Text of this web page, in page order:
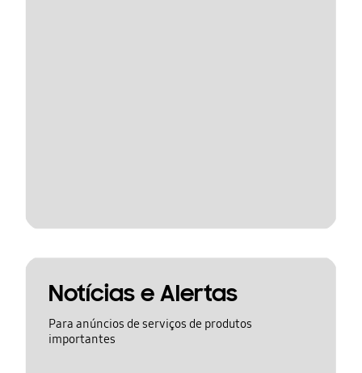
Notícias e Alertas
Para anúncios de serviços de produtos
importantes